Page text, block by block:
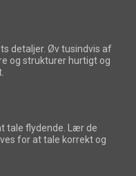
detaljer. Øv tusindvis af
og strukturer hurtigt og
tale flydende. Lær de
for at tale korrekt og